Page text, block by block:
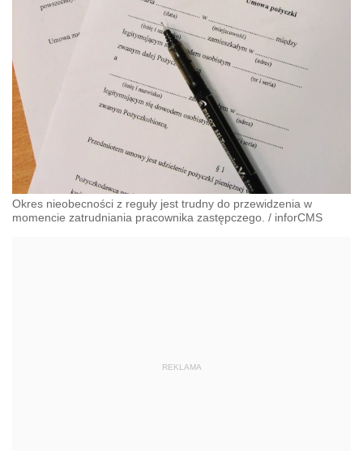
Okres nieobecności z reguły jest trudny do przewidzenia w
momencie zatrudniania pracownika zastępczego. / inforCMS